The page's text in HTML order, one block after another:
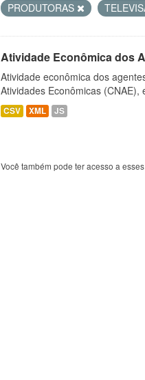
PRODUTORAS
Atividade Econômica dos
Atividade econômica dos
Atividades Econômicas
CSV XML JS
Você também pode ter acesso a